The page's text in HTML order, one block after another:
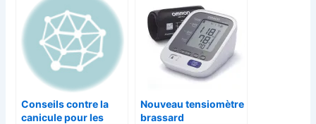
Conseils contre la
canicule pour les
Nouveau tensiomètre
brassard